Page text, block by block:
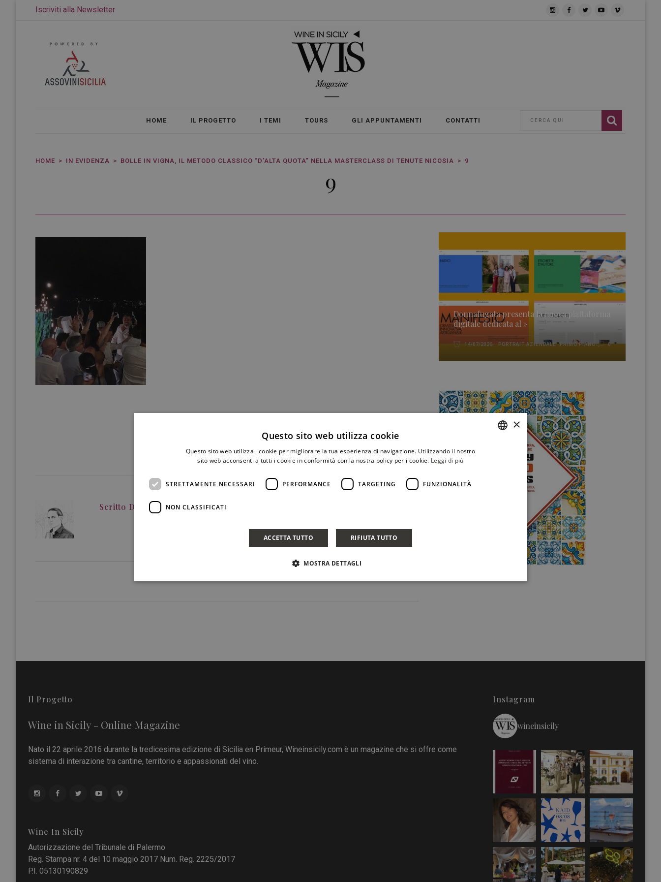
Iscriviti alla Newsletter
HOME IL PROGETTO I TEMI TOURS GLI APPUNTAMENTI CONTATTI
HOME IN EVIDENZA BOLLE IN VIGNA, IL METODO CLASSICO “D’ALTA QUOTA” NELLA MASTERCLASS DI TENUTE NICOSIA 9
9
Scritto Da Gianmaria Tesei
Donnafugata presenta la nuova piattaforma
digitale dedicata al »
14/07/2026 PORTRAIT AZIENDALE,PRIMO PIANO 0
Il Progetto
Wine in Sicily - Online Magazine
Nato il 22 aprile 2016 durante la tredicesima edizione di Sicilia en Primeur, Wineinsicily.com è un magazine che si offre come
sistema di interazione tra cantine, territorio e appassionati del vino.
Wine In Sicily
Autorizzazione del Tribunale di Palermo
Reg. Stampa nr. 4 del 10 maggio 2017 Num. Reg. 2225/2017
P.I. 05130190829
Instagram
wineinsicily
×
Questo sito web utilizza cookie
Questo sito web utilizza i cookie per migliorare la tua esperienza di navigazione. Utilizzando il nostro
sito web acconsenti a tutti i cookie in conformità con la nostra policy per i cookie. Leggi di più
STRETTAMENTE NECESSARI PERFORMANCE TARGETING FUNZIONALITÀ
NON CLASSIFICATI
ACCETTA TUTTO RIFIUTA TUTTO
MOSTRA DETTAGLI